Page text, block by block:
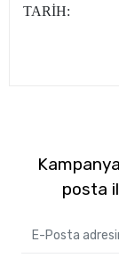
TARİH:
posta